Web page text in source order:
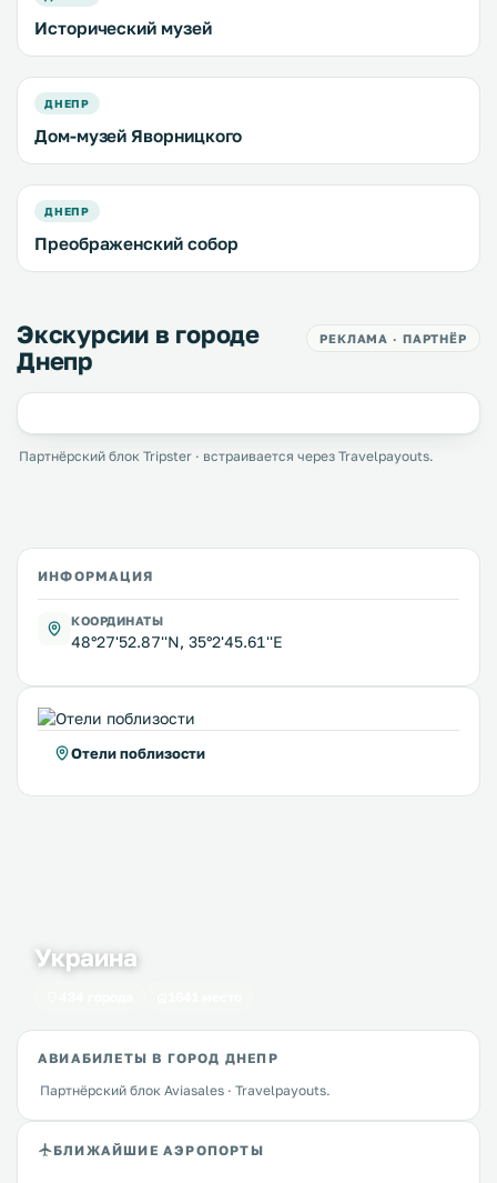
Исторический музей
ДНЕПР
Дом-музей Яворницкого
ДНЕПР
Преображенский собор
Экскурсии в городе
Днепр
РЕКЛАМА · ПАРТНЁР
Партнёрский блок Tripster · встраивается через Travelpayouts.
ИНФОРМАЦИЯ
КООРДИНАТЫ
48°27'52.87''N, 35°2'45.61''E
Отели поблизости
Украина
АВИАБИЛЕТЫ В ГОРОД ДНЕПР
Партнёрский блок Aviasales · Travelpayouts.
БЛИЖАЙШИЕ АЭРОПОРТЫ